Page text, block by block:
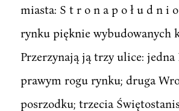
miasta: S t r o n a p o ł u d n i
rynku pięknie wybudowanych
Przerzynają ją trzy ulice: jedna
prawym rogu rynku; druga
posrzodku; trzecia